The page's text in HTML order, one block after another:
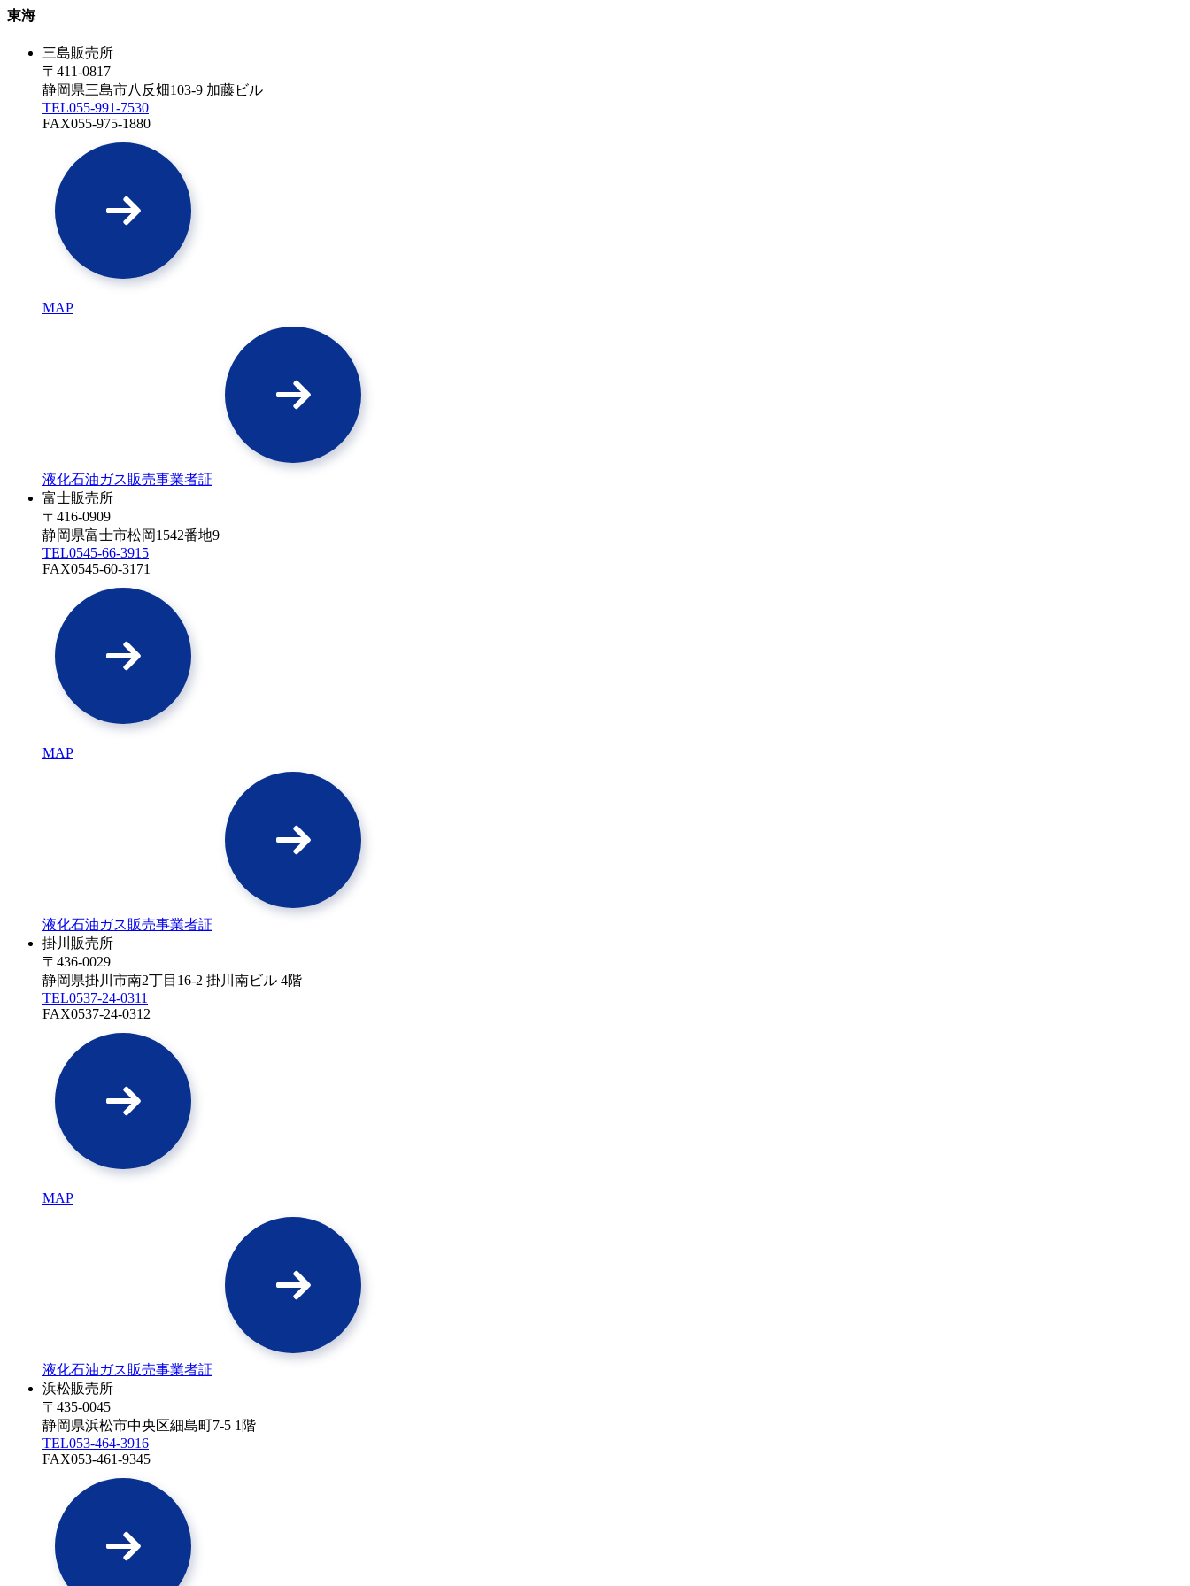
東海
三島販売所
〒411-0817
静岡県三島市八反畑103-9 加藤ビル
TEL055-991-7530
FAX055-975-1880
MAP
液化石油ガス販売事業者証
富士販売所
〒416-0909
静岡県富士市松岡1542番地9
TEL0545-66-3915
FAX0545-60-3171
MAP
液化石油ガス販売事業者証
掛川販売所
〒436-0029
静岡県掛川市南2丁目16-2 掛川南ビル 4階
TEL0537-24-0311
FAX0537-24-0312
MAP
液化石油ガス販売事業者証
浜松販売所
〒435-0045
静岡県浜松市中央区細島町7-5 1階
TEL053-464-3916
FAX053-461-9345